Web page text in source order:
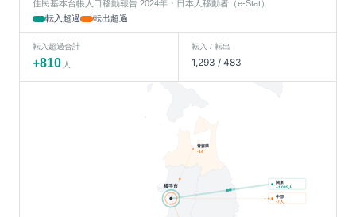
住民基本台帳人口移動報告 2024年・日本人移動者（e-Stat）
転入超過
転出超過
転入超過合計
+810 人
転入 / 転出
1,293 / 483
青森県
-14
横手市
関東
+1,045人
中部
-7人